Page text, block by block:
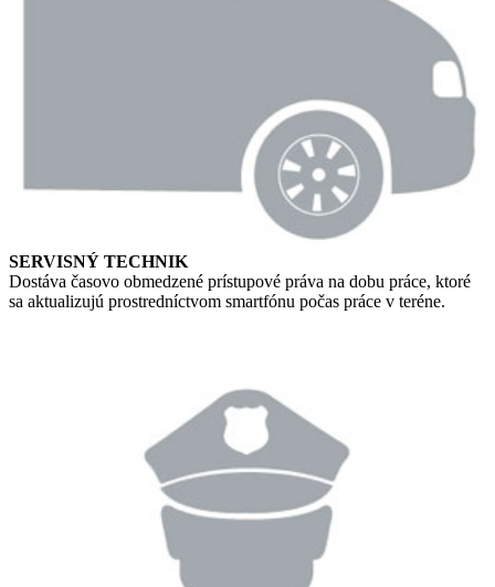
SERVISNÝ TECHNIK
Dostáva časovo obmedzené prístupové práva na dobu práce, ktoré
sa aktualizujú prostredníctvom smartfónu počas práce v teréne.